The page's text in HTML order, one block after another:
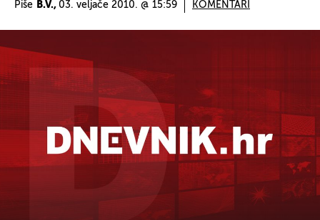
Piše B.V., 03. veljače 2010. @ 15:59 KOMENTARI